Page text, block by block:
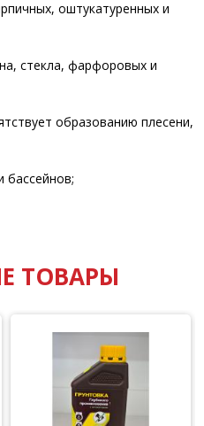
оштукатуренных и
стекла, фарфоровых и
образованию плесени,
бассейнов;
ТОВАРЫ